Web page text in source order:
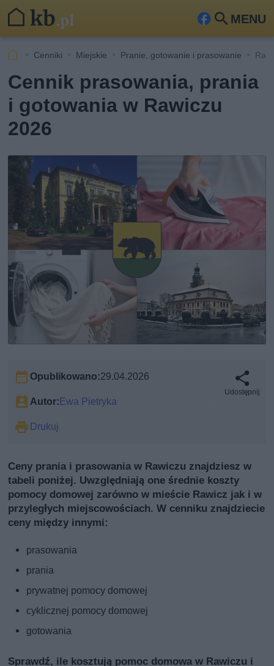
MENU
Fa
ook
Szu
Cenniki Miejskie Pranie, gotowanie i prasowanie
Cennik prasowania, prania
i gotowania w Rawiczu
2026
Opublikowano:29.04.2026
Autor: Ewa Pietryka
Drukuj
Udostępnij
Ceny prania i prasowania w Rawiczu znajdziesz w
tabeli poniżej. Uwzględniają one średnie koszty
pomocy domowej zarówno w mieście Rawicz jak i w
przyległych miejscowościach. W cenniku znajdziecie
ceny między innymi:
prasowania
prania
prywatnej pomocy domowej
cyklicznej pomocy domowej
gotowania
Sprawdź, ile kosztują pomoc domowa w Rawiczu i